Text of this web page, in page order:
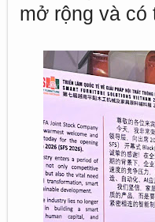
mở rộng và có